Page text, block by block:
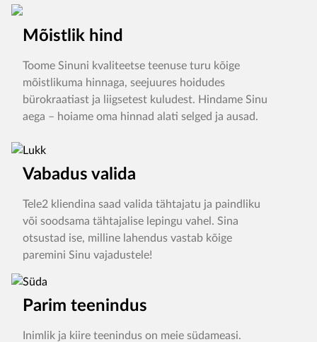
Mõistlik hind
Toome Sinuni kvaliteetse teenuse turu kõige
mõistlikuma hinnaga, seejuures hoidudes
bürokraatiast ja liigsetest kuludest. Hindame Sinu
aega – hoiame oma hinnad alati selged ja ausad.
Vabadus valida
Tele2 kliendina saad valida tähtajatu ja paindliku
või soodsama tähtajalise lepingu vahel. Sina
otsustad ise, milline lahendus vastab kõige
paremini Sinu vajadustele!
Parim teenindus
Inimlik ja kiire teenindus on meie südameasi.